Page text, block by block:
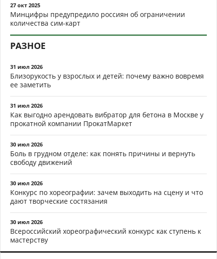
27 окт 2025
Минцифры предупредило россиян об ограничении
количества сим-карт
РАЗНОЕ
31 июл 2026
Близорукость у взрослых и детей: почему важно вовремя
ее заметить
31 июл 2026
Как выгодно арендовать вибратор для бетона в Москве у
прокатной компании ПрокатМаркет
30 июл 2026
Боль в грудном отделе: как понять причины и вернуть
свободу движений
30 июл 2026
Конкурс по хореографии: зачем выходить на сцену и что
дают творческие состязания
30 июл 2026
Всероссийский хореографический конкурс как ступень к
мастерству